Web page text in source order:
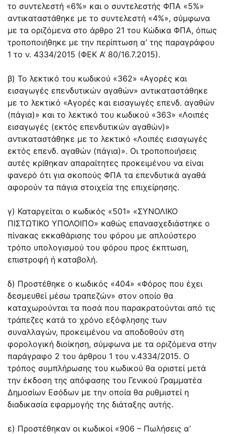
το συντελεστή «6%» και ο συντελεστής ΦΠΑ «5%»
αντικαταστάθηκε με το συντελεστή «4%», σύμφωνα
με τα οριζόμενα στο άρθρο 21 του Κώδικα ΦΠΑ, όπως
τροποποιήθηκε με την περίπτωση α’ της παραγράφου
1 το ν. 4334/2015 (ΦΕΚ Α’ 80/16.7.2015).
β) Το λεκτικό του κωδικού «362» «Αγορές και
εισαγωγές επενδυτικών αγαθών» αντικαταστάθηκε
με το λεκτικό «Αγορές και εισαγωγές επενδ. αγαθών
(πάγια)» και το λεκτικό του κωδικού «363» «Λοιπές
εισαγωγές (εκτός επενδυτικών αγαθών)»
αντικαταστάθηκε με το λεκτικό «Λοιπές εισαγωγές
εκτός επενδ. αγαθών (πάγια)». Οι τροποποιήσεις
αυτές κρίθηκαν απαραίτητες προκειμένου να είναι
φανερό ότι για σκοπούς ΦΠΑ τα επενδυτικά αγαθά
αφορούν τα πάγια στοιχεία της επιχείρησης.
γ) Καταργείται ο κωδικός «501» «ΣΥΝΟΛΙΚΟ
ΠΙΣΤΩΤΙΚΟ ΥΠΟΛΟΙΠΟ» καθώς επανασχεδιάστηκε ο
πίνακας εκκαθάρισης του φόρου με απλούστερο
τρόπο υπολογισμού του φόρου προς έκπτωση,
επιστροφή ή καταβολή.
δ) Προστέθηκε ο κωδικός «404» «Φόρος που έχει
δεσμευθεί μέσω τραπεζών» στον οποίο θα
καταχωρούνται τα ποσά που παρακρατούνται από τις
τράπεζες κατά το χρόνο εξόφλησης των
συναλλαγών, προκειμένου να αποδοθούν στη
φορολογική διοίκηση, σύμφωνα με τα οριζόμενα στην
παράγραφο 2 του άρθρου 1 του ν.4334/2015. Ο
τρόπος συμπλήρωσης του κωδικού θα οριστεί μετά
την έκδοση της απόφασης του Γενικού Γραμματέα
Δημοσίων Εσόδων με την οποία θα ρυθμιστεί η
διαδικασία εφαρμογής της διάταξης αυτής.
ε) Προστέθηκαν οι κωδικοί «906 – Πωλήσεις α’